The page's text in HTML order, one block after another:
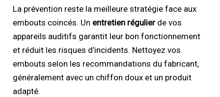
La prévention reste la meilleure stratégie face aux
embouts coincés. Un entretien régulier de vos
appareils auditifs garantit leur bon fonctionnement
et réduit les risques d’incidents. Nettoyez vos
embouts selon les recommandations du fabricant,
généralement avec un chiffon doux et un produit
adapté.